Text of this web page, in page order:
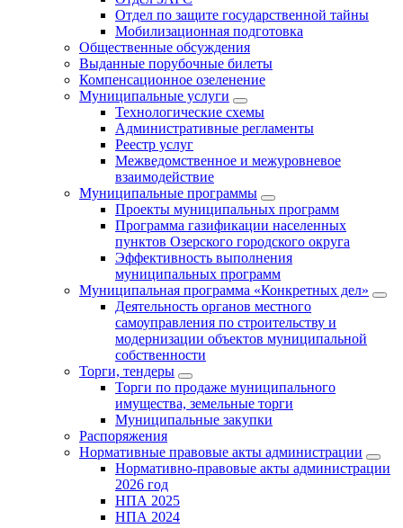
Отдел по защите государственной тайны
Мобилизационная подготовка
Общественные обсуждения
Выданные порубочные билеты
Компенсационное озеленение
Муниципальные услуги
Технологические схемы
Административные регламенты
Реестр услуг
Межведомственное и межуровневое
взаимодействие
Муниципальные программы
Проекты муниципальных программ
Программа газификации населенных
пунктов Озерского городского округа
Эффективность выполнения
муниципальных программ
Муниципальная программа «Конкретных дел»
Деятельность органов местного
самоуправления по строительству и
модернизации объектов муниципальной
собственности
Торги, тендеры
Торги по продаже муниципального
имущества, земельные торги
Муниципальные закупки
Распоряжения
Нормативные правовые акты администрации
Нормативно-правовые акты администрации
2026 год
НПА 2025
НПА 2024